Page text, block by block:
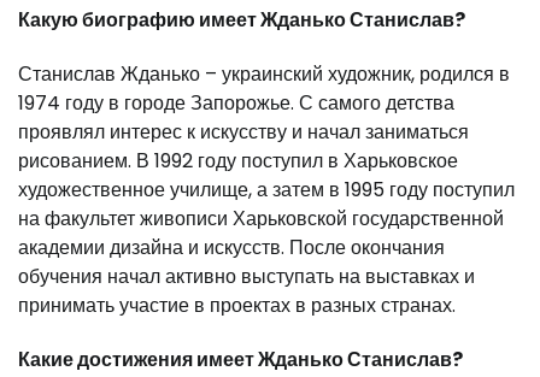
Какую биографию имеет Жданько Станислав?
Станислав Жданько – украинский художник, родился в
1974 году в городе Запорожье. С самого детства
проявлял интерес к искусству и начал заниматься
рисованием. В 1992 году поступил в Харьковское
художественное училище, а затем в 1995 году поступил
на факультет живописи Харьковской государственной
академии дизайна и искусств. После окончания
обучения начал активно выступать на выставках и
принимать участие в проектах в разных странах.
Какие достижения имеет Жданько Станислав?